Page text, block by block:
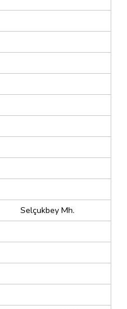
Selçukbey Mh.